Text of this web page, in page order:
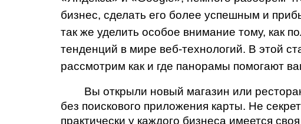
бизнес, сделать его более успешным и
так же уделить особое внимание тому, как
тенденций в мире веб-технологий. В этой
рассмотрим как и где панорамы помогают
Вы открыли новый магазин или
без поискового приложения карты. Не
практически у каждого бизнеса имеется